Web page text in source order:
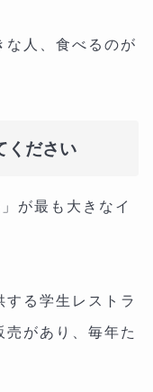
な人、食べるのが
ください
が最も大きなイ
る学生レストラ
があり、毎年た